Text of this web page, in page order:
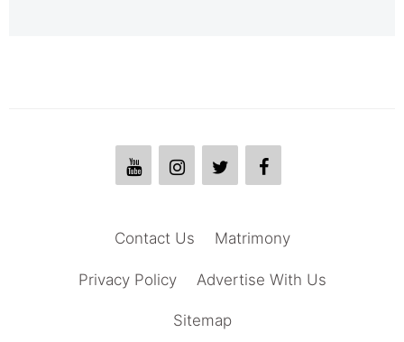
Matrimony
Contact Us
Advertise With Us
Privacy Policy
Sitemap